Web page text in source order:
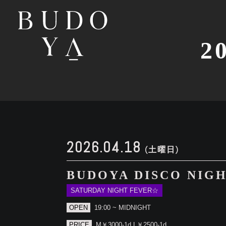
2026.04.18 (土曜日)
BUDOYA DISCO
SATURDAY NIGHT FEVER☆
OPEN 19:00 ~ MIDNIGHT